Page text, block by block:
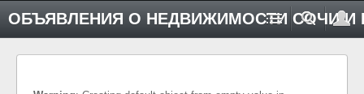
ОБЪЯВЛЕНИЯ О НЕДВИЖИМОСТИ СОЧИ И